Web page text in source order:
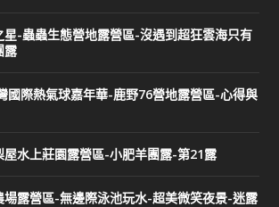
-蟲蟲生態營地露營區-沒遇到超狂雲海只有
露
國際熱氣球嘉年華-鹿野76營地露營區-心得與
屋水上莊園露營區-小肥羊團露-第21露
場露營區-無邊際泳池玩水-超美微笑夜景-迷露